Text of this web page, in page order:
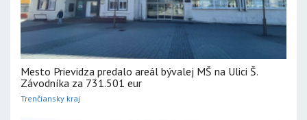
Mesto Prievidza predalo areál bývalej MŠ na Ulici Š.
Závodníka za 731.501 eur
Trenčiansky kraj